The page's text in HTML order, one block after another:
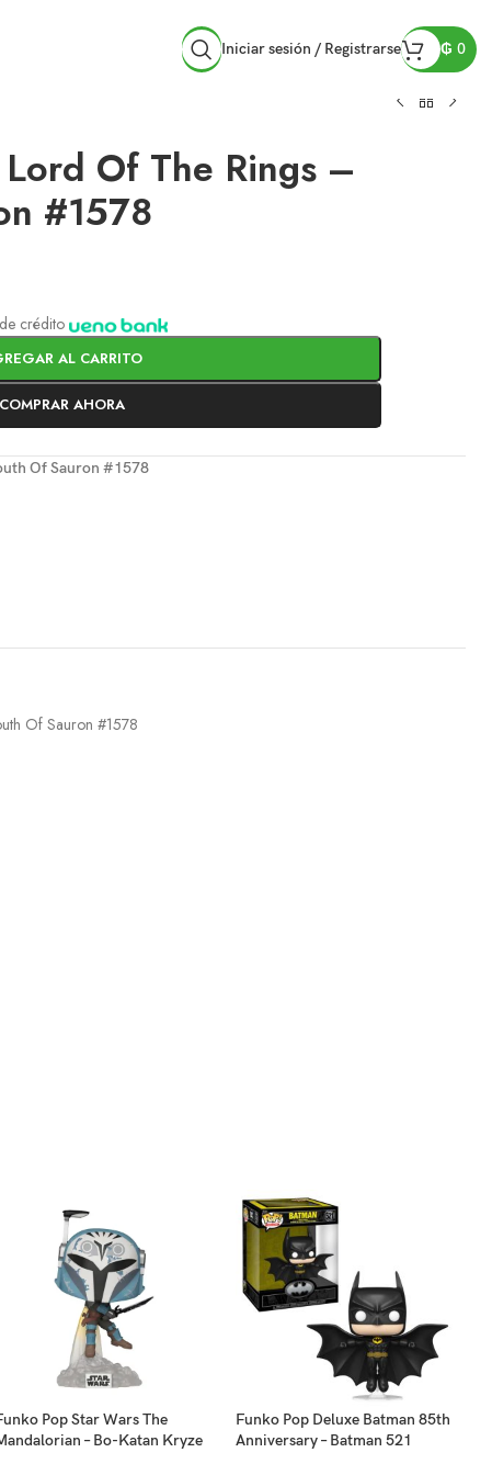
Iniciar sesión / Registrarse ₲ 0
Of The Rings –
#1578
crédito
AL CARRITO
COMPRAR AHORA
Of Sauron #1578
Of Sauron #1578
Pop Star Wars The
– Bo-Katan Kryze
Funko Pop Deluxe Batman 85th
Anniversary – Batman 521